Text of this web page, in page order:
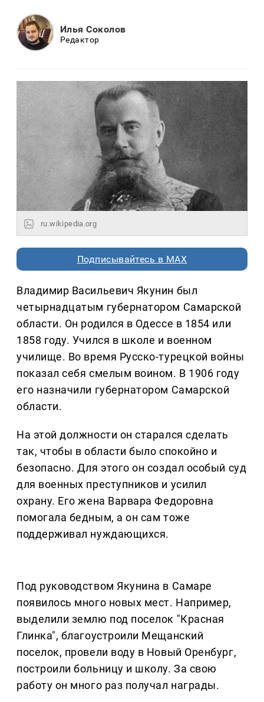
Илья Соколов
Редактор
ru.wikipedia.org
Подписывайтесь в MAX
Владимир Васильевич Якунин был
четырнадцатым губернатором Самарской
области. Он родился в Одессе в 1854 или
1858 году. Учился в школе и военном
училище. Во время Русско-турецкой войны
показал себя смелым воином. В 1906 году
его назначили губернатором Самарской
области.
На этой должности он старался сделать
так, чтобы в области было спокойно и
безопасно. Для этого он создал особый суд
для военных преступников и усилил
охрану. Его жена Варвара Федоровна
помогала бедным, а он сам тоже
поддерживал нуждающихся.
Под руководством Якунина в Самаре
появилось много новых мест. Например,
выделили землю под поселок "Красная
Глинка", благоустроили Мещанский
поселок, провели воду в Новый Оренбург,
построили больницу и школу. За свою
работу он много раз получал награды.